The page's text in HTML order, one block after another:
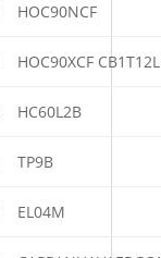
HOC90NCF
HOC90XCF
HC60L2B
TP9B
EL04M